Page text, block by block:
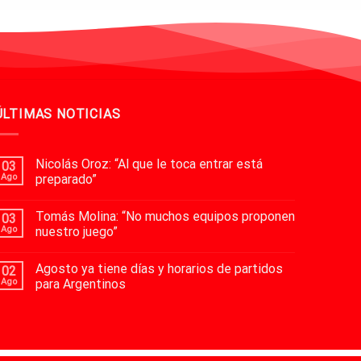
NOTICIAS
03
Ago
Nicolás Oroz: “Al que le toca entrar está
preparado”
03
Ago
Tomás Molina: “No muchos equipos proponen
nuestro juego”
02
Ago
Agosto ya tiene días y horarios de partidos
para Argentinos